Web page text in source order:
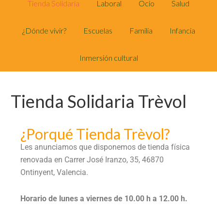
Tienda Solidaria Laboral Ocio Salud
¿Dónde vivir? Escuelas Familia Infancia
Inmersión cultural
Tienda Solidaria Trèvol
¿Porqué Tienda Trèvol?
Les anunciamos que disponemos de tienda física
renovada en Carrer José Iranzo, 35, 46870
Ontinyent, Valencia.
Horario de lunes a viernes de 10.00 h a 12.00 h.